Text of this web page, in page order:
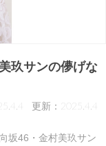
玖サンの儚げな
更新：2025.4.4
坂46・金村美玖サン